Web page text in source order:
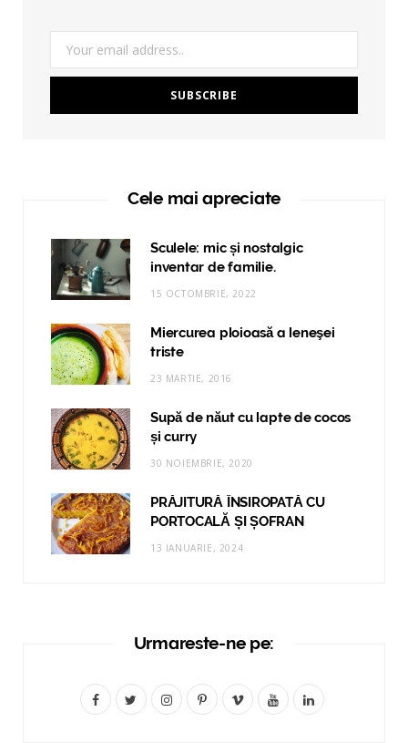
Cele mai apreciate
Sculele: mic și nostalgic
inventar de familie.
15 OCTOMBRIE, 2022
Miercurea ploioasă a leneşei
triste
23 MARTIE, 2016
Supă de năut cu lapte de cocos
și curry
30 NOIEMBRIE, 2020
PRĂJITURĂ ÎNSIROPATĂ CU
PORTOCALĂ ȘI ȘOFRAN
13 IANUARIE, 2024
Urmareste-ne pe:
F
I
P
V
Y
L